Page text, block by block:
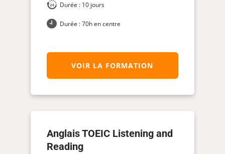
Durée : 10 jours
Durée : 70h en centre
VOIR LA FORMATION
Anglais TOEIC Listening and
Reading